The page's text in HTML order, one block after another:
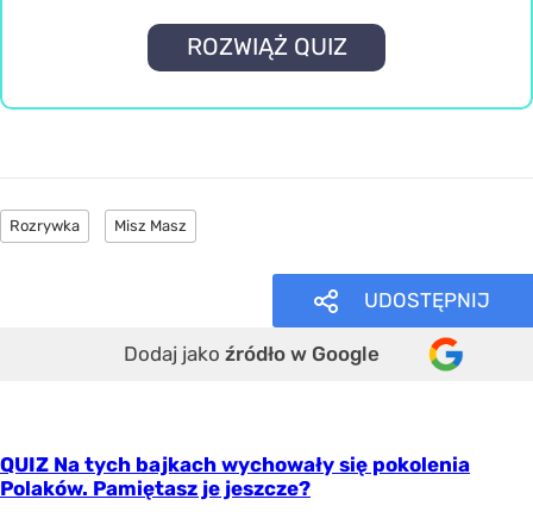
ROZWIĄŻ QUIZ
Rozrywka Misz Masz
UDOSTĘPNIJ
Dodaj jako źródło w Google
QUIZ Na tych bajkach wychowały się pokolenia
Polaków. Pamiętasz je jeszcze?